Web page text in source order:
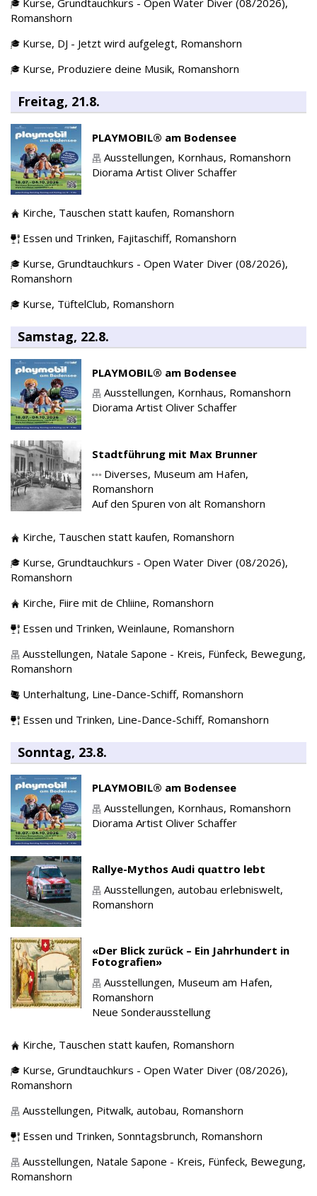
Kurse, Grundtauchkurs - Open Water Diver (08/2026),
Romanshorn
Kurse, DJ - Jetzt wird aufgelegt, Romanshorn
Kurse, Produziere deine Musik, Romanshorn
Freitag, 21.8.
PLAYMOBIL® am Bodensee
Ausstellungen, Kornhaus, Romanshorn
Diorama Artist Oliver Schaffer
Kirche, Tauschen statt kaufen, Romanshorn
Essen und Trinken, Fajitaschiff, Romanshorn
Kurse, Grundtauchkurs - Open Water Diver (08/2026),
Romanshorn
Kurse, TüftelClub, Romanshorn
Samstag, 22.8.
PLAYMOBIL® am Bodensee
Ausstellungen, Kornhaus, Romanshorn
Diorama Artist Oliver Schaffer
Stadtführung mit Max Brunner
Diverses, Museum am Hafen,
Romanshorn
Auf den Spuren von alt Romanshorn
Kirche, Tauschen statt kaufen, Romanshorn
Kurse, Grundtauchkurs - Open Water Diver (08/2026),
Romanshorn
Kirche, Fiire mit de Chliine, Romanshorn
Essen und Trinken, Weinlaune, Romanshorn
Ausstellungen, Natale Sapone - Kreis, Fünfeck, Bewegung,
Romanshorn
Unterhaltung, Line-Dance-Schiff, Romanshorn
Essen und Trinken, Line-Dance-Schiff, Romanshorn
Sonntag, 23.8.
PLAYMOBIL® am Bodensee
Ausstellungen, Kornhaus, Romanshorn
Diorama Artist Oliver Schaffer
Rallye-Mythos Audi quattro lebt
Ausstellungen, autobau erlebniswelt,
Romanshorn
«Der Blick zurück – Ein Jahrhundert in
Fotografien»
Ausstellungen, Museum am Hafen,
Romanshorn
Neue Sonderausstellung
Kirche, Tauschen statt kaufen, Romanshorn
Kurse, Grundtauchkurs - Open Water Diver (08/2026),
Romanshorn
Ausstellungen, Pitwalk, autobau, Romanshorn
Essen und Trinken, Sonntagsbrunch, Romanshorn
Ausstellungen, Natale Sapone - Kreis, Fünfeck, Bewegung,
Romanshorn